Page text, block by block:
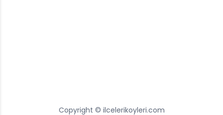
Copyright © ilcelerikoyleri.com